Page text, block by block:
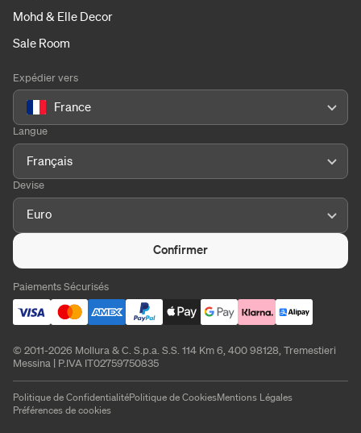
Mohd & Elle Decor
Sale Room
Expédier vers
France
Langue
Français
Devise
Euro
Confirmer
Paiements Sécurisés
© 2011-2026 Mollura & C. S.p.a. S.S. 114 Km 6, 400 98128, Tremestieri
Messina | P.IVA IT02759750835
Politique de ConfidentialitéPolitique de CookiesMentions Légales
Préférences de cookies